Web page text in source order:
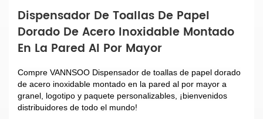
Dispensador De Toallas De Papel
Dorado De Acero Inoxidable Montado
En La Pared Al Por Mayor
Compre VANNSOO Dispensador de toallas de papel dorado
de acero inoxidable montado en la pared al por mayor a
granel, logotipo y paquete personalizables, ¡bienvenidos
distribuidores de todo el mundo!